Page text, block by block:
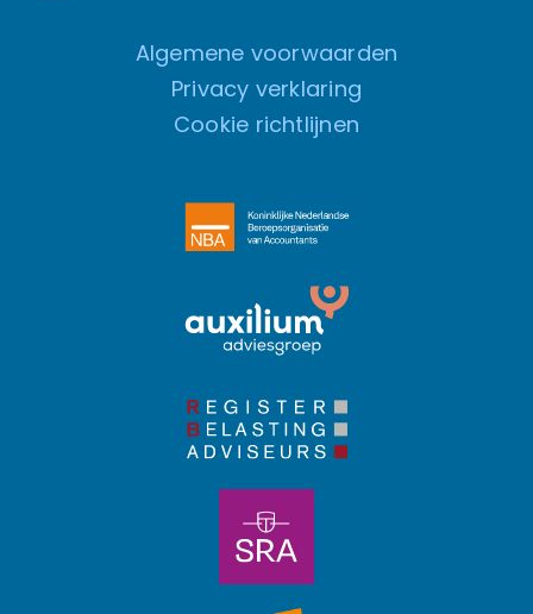
Algemene voorwaarden
Privacy verklaring
Cookie richtlijnen